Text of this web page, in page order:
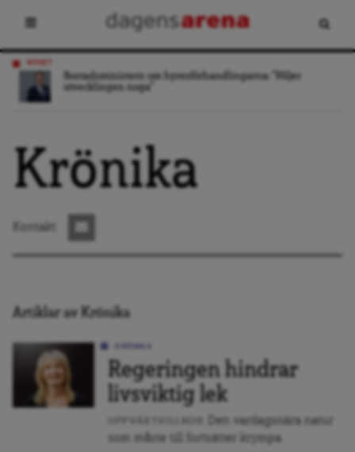
Bostadsministern om hyresförhandlingarna: ”Följer
utvecklingen noga”
Krönika
Kontakt:
Artiklar av Krönika
Regeringen hindrar
livsviktig lek
Den vardagsnära natur
som måste till fortsätter krympa.